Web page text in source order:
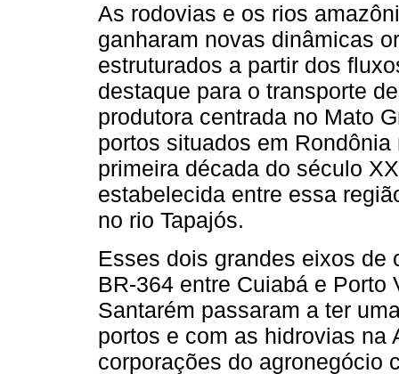
As rodovias e os rios
ganharam novas dinâmicas
estruturados a partir dos
destaque para o transporte
produtora centrada no Mato
portos situados em
primeira década do século
estabelecida entre essa
no rio Tapajós.
Esses dois grandes eixos de
BR-364 entre Cuiabá e Porto
Santarém passaram a ter
portos e com as hidrovias na
corporações do agronegócio